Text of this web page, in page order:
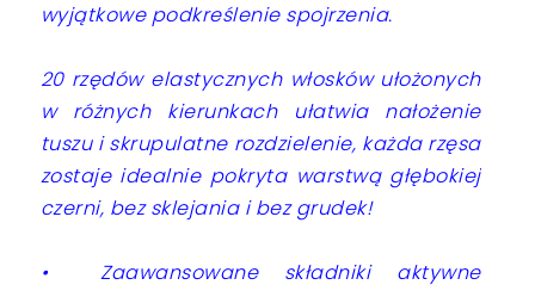
wyjątkowe podkreślenie spojrzenia.
20 rzędów elastycznych włosków ułożonych
w różnych kierunkach ułatwia nałożenie
tuszu i skrupulatne rozdzielenie, każda rzęsa
zostaje idealnie pokryta warstwą głębokiej
czerni, bez sklejania i bez grudek!
• Zaawansowane składniki aktywne